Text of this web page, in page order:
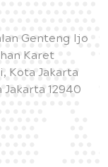
Genteng Ijo
Karet
Kota Jakarta
12940